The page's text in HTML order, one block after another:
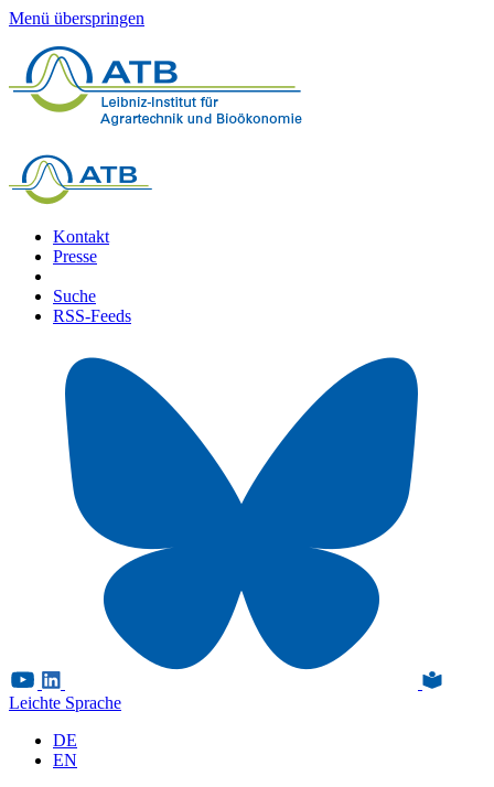
Menü überspringen
Kontakt
Presse
Suche
RSS-Feeds
Leichte Sprache
DE
EN